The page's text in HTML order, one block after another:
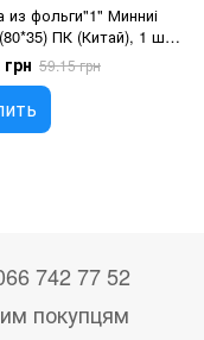
из фольги"1" Минниі
ПК (Китай), 1 шт.,
Розовый, Гелий или
59.15 грн
742 77 52
покупцям